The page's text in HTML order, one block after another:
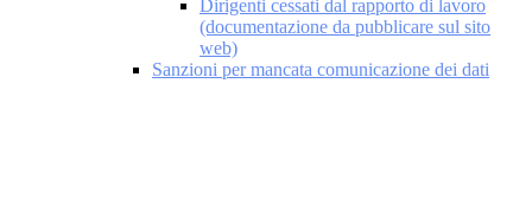
Dirigenti cessati dal rapporto di lavoro
(documentazione da pubblicare sul sito
web)
Sanzioni per mancata comunicazione dei dati